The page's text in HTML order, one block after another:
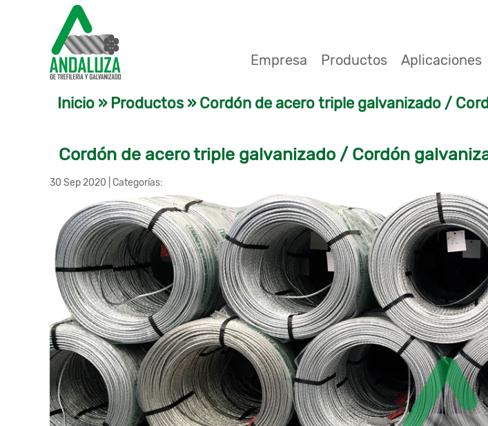
Empresa Productos Aplicaciones
Inicio » Productos»Cordón de acero triple galvanizado /
Cordón de acero triple galvanizado / Cordón
30 Sep 2020 Categorías: